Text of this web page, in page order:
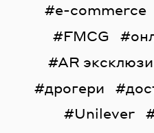
e-commerce
FMCG
AR
дрогери
Unilever